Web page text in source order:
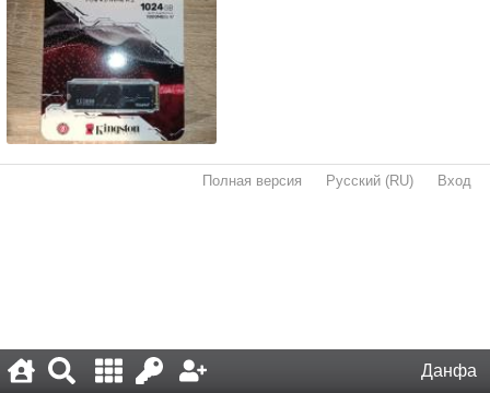
Данфа
Полная версия Русский (RU) Вход